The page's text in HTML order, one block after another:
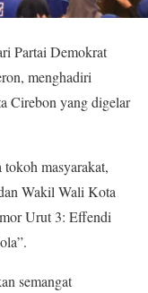
Partai Demokrat
menghadiri
Cirebon yang digelar
masyarakat,
Wakil Wali Kota
Urut 3: Effendi
semangat